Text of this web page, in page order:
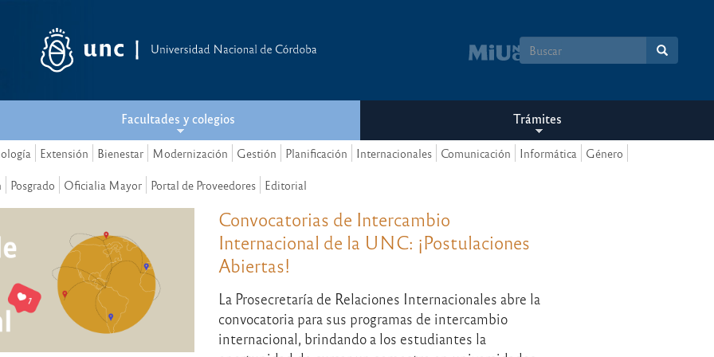
Formulario
búsqueda
Facultades y colegios Trámites
Extensión Bienestar Modernización Gestión Planificación Internacionales Comunicación Informática Género
Posgrado Oficialia Mayor Portal de Proveedores Editorial
Convocatorias de Intercambio
Internacional de la UNC: ¡Postulaciones
Abiertas!
La Prosecretaría de Relaciones Internacionales abre la
convocatoria para sus programas de intercambio
internacional, brindando a los estudiantes la